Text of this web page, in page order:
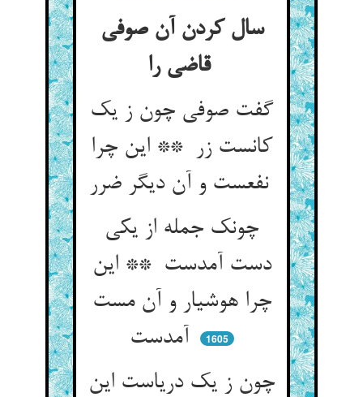
سال کردن آن صوفی
قاضی را
گفت صوفی چون ز یک
کانست زر ** این چرا
نفعست و آن دیگر ضرر
چونک جمله از یکی
دست آمدست ** این
چرا هوشیار و آن مست
1605
چون ز یک دریاست این